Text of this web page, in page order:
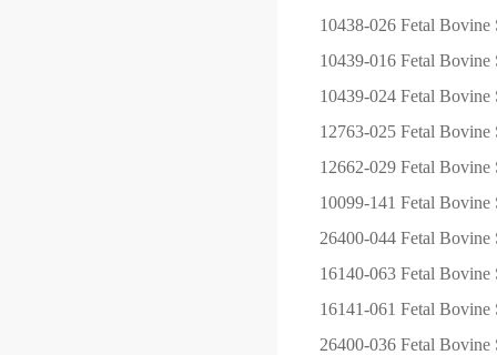
10438-026 Fetal Bovine
10439-016 Fetal Bovine
10439-024 Fetal Bovine
12763-025 Fetal Bovine
12662-029 Fetal Bovine
10099-141 Fetal Bovine
26400-044 Fetal Bovine
16140-063 Fetal Bovine
16141-061 Fetal Bovine
26400-036 Fetal Bovine